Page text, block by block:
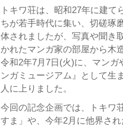
トキワ荘は、昭和27年に建
ちが若手時代に集い、切磋琢
体されましたが、写真や聞き
かれたマンガ家の部屋から木
令和2年7月7日(火)に、マン
ンガミュージアム』として生
人に上りました。
今回の記念企画では、トキワ
すま」や、今年2月に他界さ